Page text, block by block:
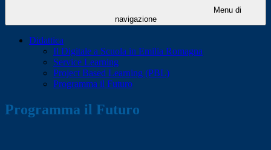
Menu di
navigazione
Didattica
Il Digitale a Scuola in Emilia Romagna
Service Learning
Project Based Learning (PBL)
Programma il Futuro
Programma il Futuro